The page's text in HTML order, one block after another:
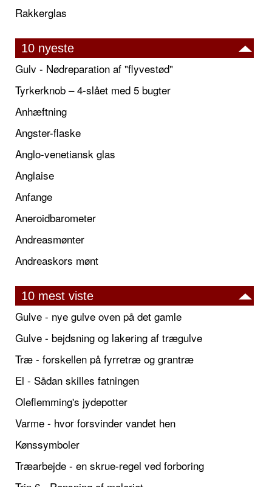
Rakkerglas
10 nyeste
Gulv - Nødreparation af "flyvestød"
Tyrkerknob – 4-slået med 5 bugter
Anhæftning
Angster-flaske
Anglo-venetiansk glas
Anglaise
Anfange
Aneroidbarometer
Andreasmønter
Andreaskors mønt
10 mest viste
Gulve - nye gulve oven på det gamle
Gulve - bejdsning og lakering af trægulve
Træ - forskellen på fyrretræ og grantræ
El - Sådan skilles fatningen
Oleflemming's jydepotter
Varme - hvor forsvinder vandet hen
Kønssymboler
Træarbejde - en skrue-regel ved forboring